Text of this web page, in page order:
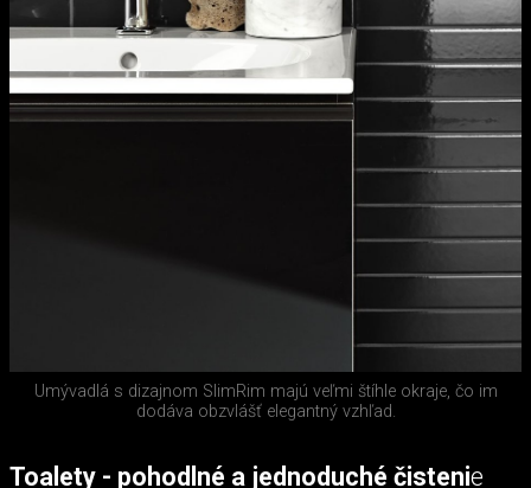
Umývadlá s dizajnom SlimRim majú veľmi štíhle okraje, čo im
dodáva obzvlášť elegantný vzhľad.
Toalety - pohodlné a jednoduché čistenie